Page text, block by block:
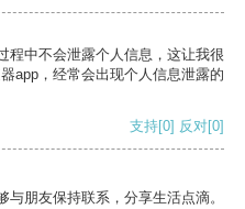
程中不会泄露个人信息，这让我很
app，经常会出现个人信息泄露的
支持[0] 反对[0]
朋友保持联系，分享生活点滴。